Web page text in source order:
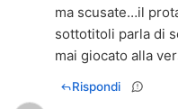
ma scusate…il
sottotitoli parla di
mai giocato alla
Rispondi